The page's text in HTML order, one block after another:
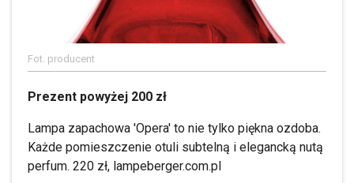
Fot. producent
Prezent powyżej 200 zł
Lampa zapachowa 'Opera' to nie tylko piękna ozdoba.
Każde pomieszczenie otuli subtelną i elegancką nutą
perfum. 220 zł, lampeberger.com.pl